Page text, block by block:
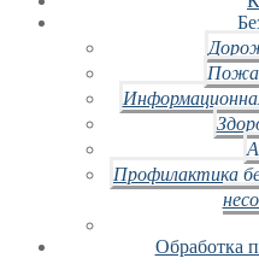
Профилактика
Обработка